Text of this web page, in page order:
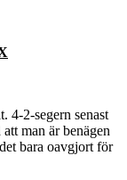
4-2-segern senast
man är benägen
bara oavgjort för